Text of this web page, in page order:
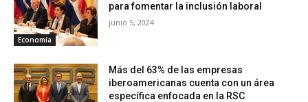
Economía
para fomentar la inclusión laboral
junio 5, 2024
Más del 63% de las empresas
iberoamericanas cuenta con un área
específica enfocada en la RSC